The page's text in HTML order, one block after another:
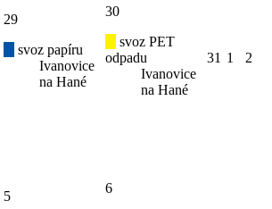
29
svoz papíru
Ivanovice
na Hané
30
svoz PET
odpadu
Ivanovice
na Hané
31 1 2
5
6